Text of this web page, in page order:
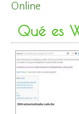
Online
Qué es